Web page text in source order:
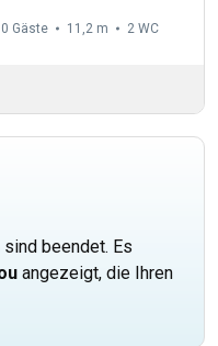
Gäste 11,2 m 2 WC
beendet. Es
angezeigt, die Ihren